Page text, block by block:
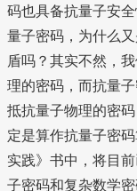
码也具备抗量子安
量子密码，为什么
盾吗？其实不然，
理的密码，而抗量
抵抗量子物理的密
定是算作抗量子密
实践》书中，将目
子密码和复杂数学